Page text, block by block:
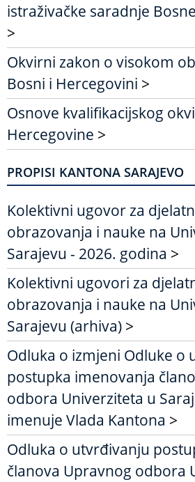
istraživačke saradnje
>
Okvirni zakon o visokom
Bosni i Hercegovini >
Osnove kvalifikacijskog
Hercegovine >
PROPISI KANTONA SARAJEVO
Kolektivni ugovor za
obrazovanja i nauke na
Sarajevu - 2026. godina >
Kolektivni ugovori za
obrazovanja i nauke na
Sarajevu (arhiva) >
Odluka o izmjeni Odluke o
postupka imenovanja
odbora Univerziteta u
imenuje Vlada Kantona >
Odluka o utvrđivanju
članova Upravnog odbora